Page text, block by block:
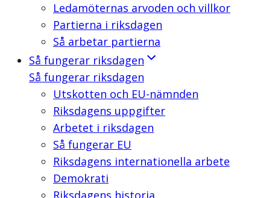
Ledamöternas arvoden och villkor
Partierna i riksdagen
Så arbetar partierna
Så fungerar riksdagen
Så fungerar riksdagen
Utskotten och EU-nämnden
Riksdagens uppgifter
Arbetet i riksdagen
Så fungerar EU
Riksdagens internationella arbete
Demokrati
Riksdagens historia